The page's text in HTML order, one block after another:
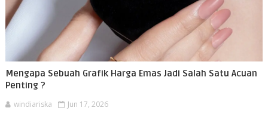
Mengapa Sebuah Grafik Harga Emas Jadi Salah Satu Acuan
Penting ?
windiariska Jun 17, 2026